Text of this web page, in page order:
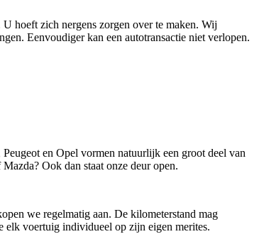
hoeft zich nergens zorgen over te maken. Wij
Eenvoudiger kan een autotransactie niet verlopen.
en Opel vormen natuurlijk een groot deel van
Ook dan staat onze deur open.
we regelmatig aan. De kilometerstand mag
elk voertuig individueel op zijn eigen merites.